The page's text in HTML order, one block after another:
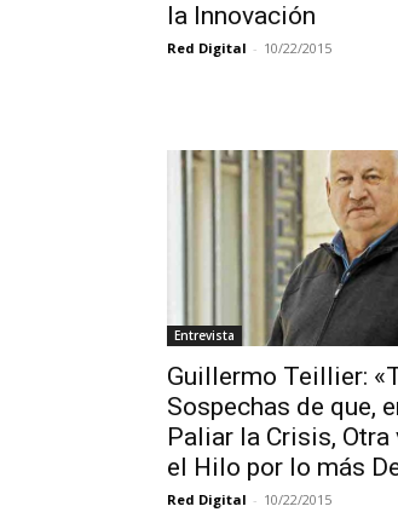
la Innovación
Red Digital - 10/22/2015
Entrevista
Guillermo Teillier:
Sospechas de que,
Paliar la Crisis, Otra
el Hilo por lo más
Red Digital - 10/22/2015